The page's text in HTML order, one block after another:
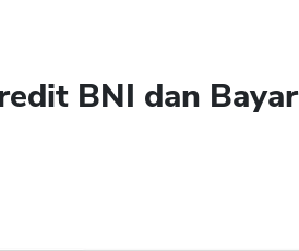
BNI dan Bayar